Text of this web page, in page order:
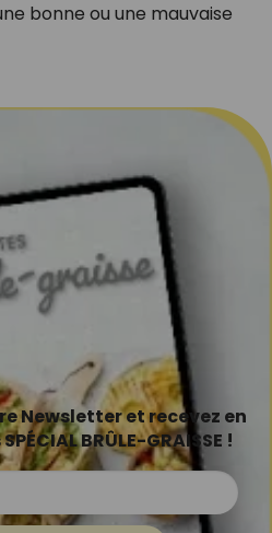
bonne ou une mauvaise
Newsletter et recevez en
BRÛLE-GRAISSE !